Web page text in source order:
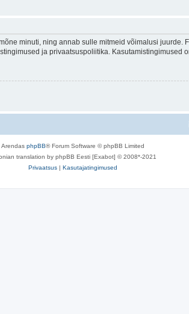
minuti, ning annab sulle mitmeid võimalusi juurde.
ja privaatsuspoliitika. Kasutamistingimused
Arendas phpBB® Forum Software © phpBB Limited
translation by phpBB Eesti [Exabot] © 2008*-2021
Privaatsus | Kasutajatingimused